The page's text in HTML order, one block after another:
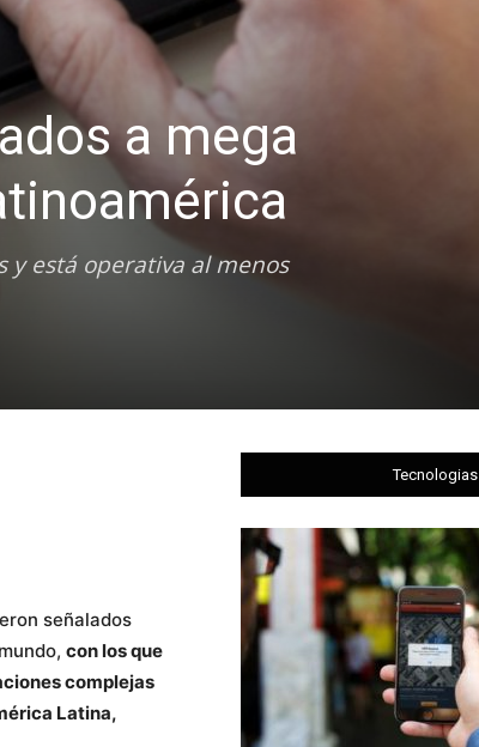
a mega
y está operativa al menos
señalados
con los que
complejas
Latina,
Tecnologias